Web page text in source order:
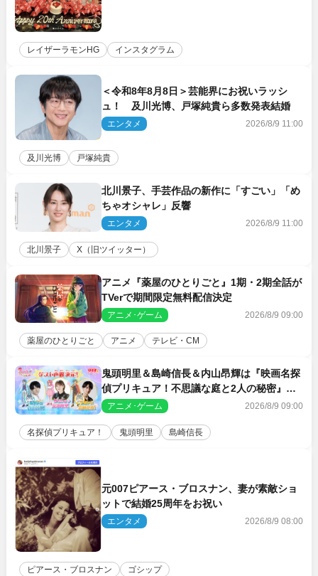
レイザーラモンHG インスタグラム
＜令和8年8月8日＞芸能界にお祝いラッシ
ュ！ 及川光博、戸塚純貴ら多数発表結婚
エンタメ 2026/8/9 11:00
及川光博 戸塚純貴
北川景子、手芸作品の新作に「すごい」「め
ちゃオシャレ」反響
エンタメ 2026/8/9 11:00
北川景子 X（旧ツイッター）
アニメ『薬屋のひとりごと』1期・2期全話が
TVerで期間限定無料配信決定
アニメ･ゲーム 2026/8/9 09:00
薬屋のひとりごと アニメ テレビ・CM
鬼頭明里＆島崎信長＆内山昂輝は『映画名探
偵プリキュア！不思議な庭と2人の秘密』ゲ
スト声優に決定
アニメ･ゲーム 2026/8/9 09:00
名探偵プリキュア！ 鬼頭明里 島崎信長
元007ピアース・ブロスナン、妻が素敵ショ
ットで結婚25周年をお祝い
エンタメ 2026/8/9 08:00
ピアース・ブロスナン ゴシップ